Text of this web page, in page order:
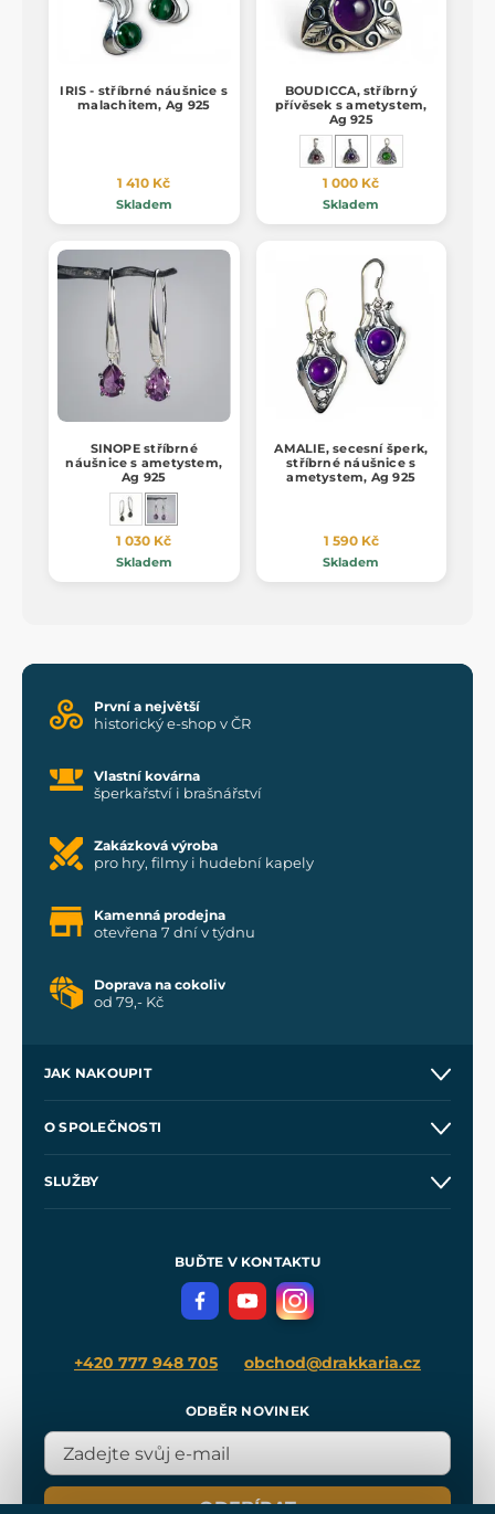
IRIS - stříbrné náušnice s
malachitem, Ag 925
1 410 Kč
Skladem
BOUDICCA, stříbrný
přívěsek s ametystem,
Ag 925
1 000 Kč
Skladem
SINOPE stříbrné
náušnice s ametystem,
Ag 925
1 030 Kč
Skladem
AMALIE, secesní šperk,
stříbrné náušnice s
ametystem, Ag 925
1 590 Kč
Skladem
První a největší
historický e-shop v ČR
Vlastní kovárna
šperkařství i brašnářství
Zakázková výroba
pro hry, filmy i hudební kapely
Kamenná prodejna
otevřena 7 dní v týdnu
Doprava na cokoliv
od 79,- Kč
JAK NAKOUPIT
Velkoobchod
O SPOLEČNOSTI
SLUŽBY
Meče pro Kingdom Come
BUĎTE V KONTAKTU
+420 777 948 705 obchod@drakkaria.cz
ODBĚR NOVINEK
ODEBÍRAT